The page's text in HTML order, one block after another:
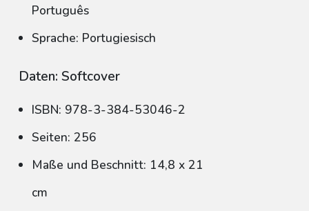
Português
Sprache: Portugiesisch
Daten: Softcover
ISBN: 978-3-384-53046-2
Seiten: 256
Maße und Beschnitt: 14,8 x 21
cm